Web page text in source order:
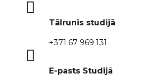

Tālrunis studijā
+371 67 969 131

E-pasts Studijā